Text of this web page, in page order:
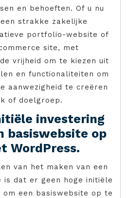
en behoeften. Of u nu
strakke zakelijke
portfolio-website of
site, met
vrijheid om te kiezen uit
en functionaliteiten om
aanwezigheid te creëren
of doelgroep.
investering
basiswebsite op
WordPress.
van het maken van een
is dat er geen hoge initiële
om een basiswebsite op te